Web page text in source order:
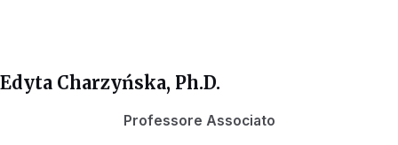
Edyta Charzyńska, Ph.D.
Professore Associato